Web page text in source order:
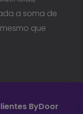
a soma de
que
ByDoor